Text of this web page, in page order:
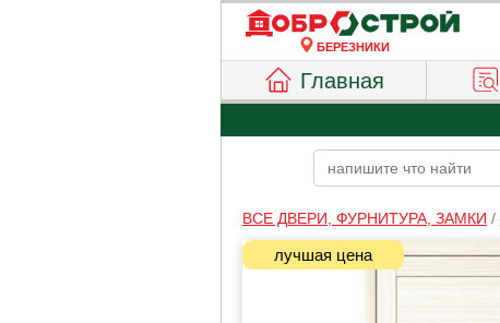
БЕРЕЗНИКИ
Главная
ВСЕ ДВЕРИ, ФУРНИТУРА, ЗАМКИ /